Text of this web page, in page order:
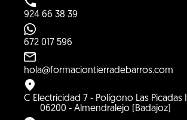
924 66 38 39
672 017 596
hola@formaciontierradebarros.com
C Electricidad 7 - Polígono Las Picadas I
06200 - Almendralejo (Badajoz)